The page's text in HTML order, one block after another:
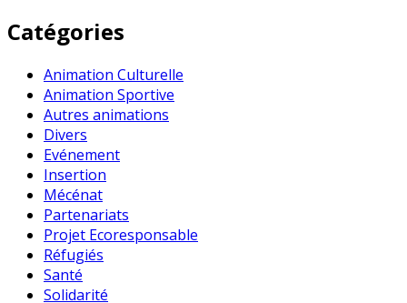
Catégories
Animation Culturelle
Animation Sportive
Autres animations
Divers
Evénement
Insertion
Mécénat
Partenariats
Projet Ecoresponsable
Réfugiés
Santé
Solidarité